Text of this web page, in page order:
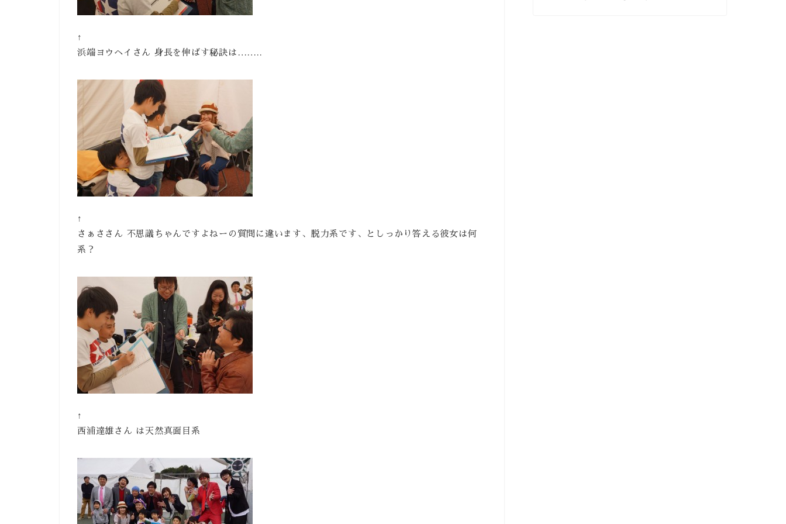
↑
浜端ヨウヘイさん 身長を伸ばす秘訣は……..
↑
さぁささん 不思議ちゃんですよねーの質問に違います、脱力系です、としっかり答える彼女は何
系？
↑
西浦達雄さん は天然真面目系